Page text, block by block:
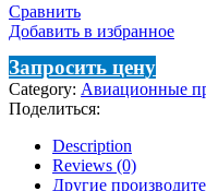
Сравнить
Добавить в избранное
Запросить цену
Category: Авиационные
Поделиться:
Description
Reviews (0)
Другие